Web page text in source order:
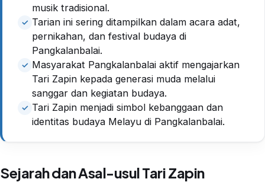
musik tradisional.
Tarian ini sering ditampilkan dalam acara adat,
pernikahan, dan festival budaya di
Pangkalanbalai.
Masyarakat Pangkalanbalai aktif mengajarkan
Tari Zapin kepada generasi muda melalui
sanggar dan kegiatan budaya.
Tari Zapin menjadi simbol kebanggaan dan
identitas budaya Melayu di Pangkalanbalai.
Sejarah dan Asal-usul Tari Zapin